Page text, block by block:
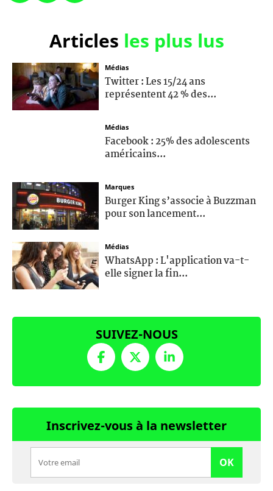
Articles les plus lus
Médias
Twitter : Les 15/24 ans
représentent 42 % des...
Médias
Facebook : 25% des adolescents
américains...
Marques
Burger King s’associe à Buzzman
pour son lancement...
Médias
WhatsApp : L'application va-t-
elle signer la fin...
SUIVEZ-NOUS
Inscrivez-vous à la newsletter
OK